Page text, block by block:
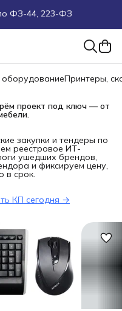
работы
mail или в чат
и под заказ
оборудованиеПринтеры,
проект под ключ — от
закупки и тендеры по
реестровое ИТ-
ушедших брендов,
и фиксируем цену,
в срок.
КП сегодня →